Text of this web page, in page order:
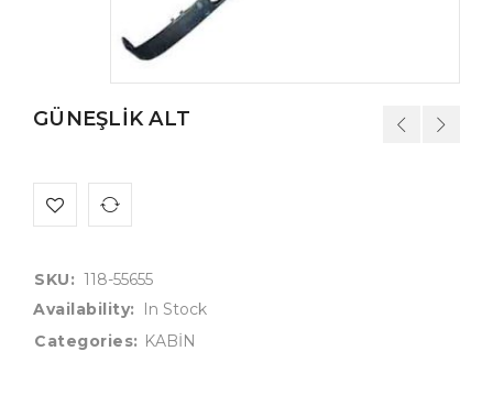
GÜNEŞLİK ALT
SKU: 118-55655
Availability:
In Stock
Categories: KABİN